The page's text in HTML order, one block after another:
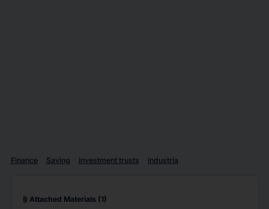
Finance Saving Investment trusts Industria
attach_file Attached Materials (1)